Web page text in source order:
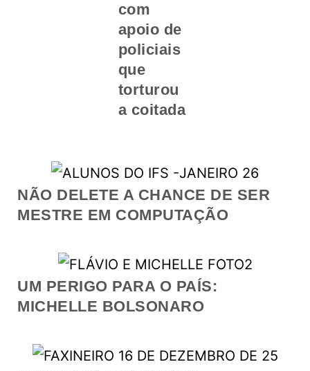
com
apoio de
policiais
que
torturou
a coitada
NÃO DELETE A CHANCE DE SER
MESTRE EM COMPUTAÇÃO
UM PERIGO PARA O PAÍS:
MICHELLE BOLSONARO